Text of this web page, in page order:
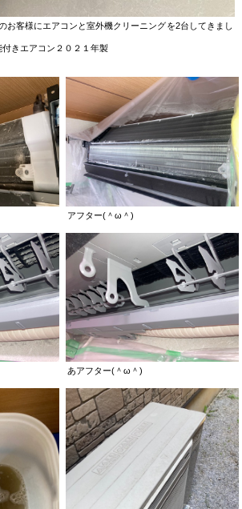
お客様にエアコンと室外機クリーニングを2台してきまし
きエアコン２０２１年製
アフター(＾ω＾)
あアフター(＾ω＾)